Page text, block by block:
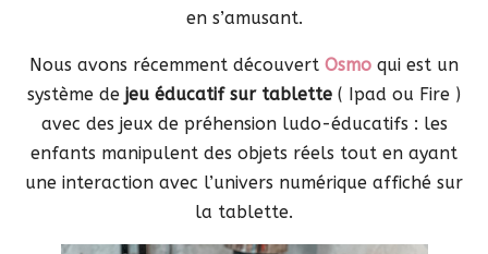
en s’amusant.
Nous avons récemment découvert Osmo qui est un
système de jeu éducatif sur tablette ( Ipad ou Fire )
avec des jeux de préhension ludo-éducatifs : les
enfants manipulent des objets réels tout en ayant
une interaction avec l’univers numérique affiché sur
la tablette.